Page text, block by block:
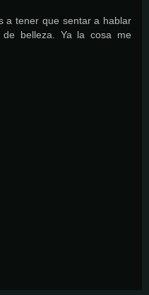
a tener que sentar a hablar
belleza. Ya la cosa me